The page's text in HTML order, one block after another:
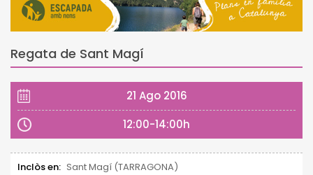
Regata de Sant Magí
21 Ago 2016
12:00-14:00h
Inclòs en: Sant Magí (TARRAGONA)